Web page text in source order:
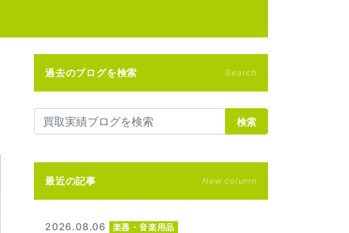
過去のブログを検索 Search
検索
最近の記事 New column
2026.08.06 楽器・音楽用品